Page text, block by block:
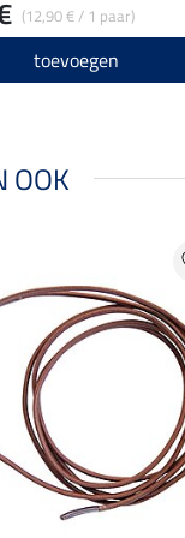
(12,90 € / 1 paar)
toevoegen
OOK